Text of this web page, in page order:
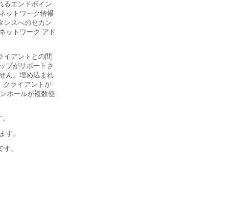
るエンドポイン
ットワーク情報
ンスへのセカン
ットワーク アド
イアントとの間
プがサポートさ
ん。埋め込まれ
クライアントが
ホールが複数使
す。
。